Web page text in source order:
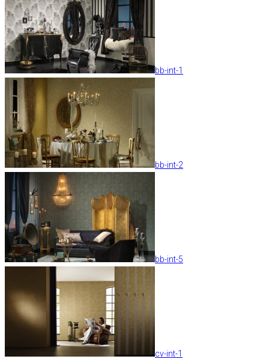
bb-int-1
bb-int-2
bb-int-5
cv-int-1